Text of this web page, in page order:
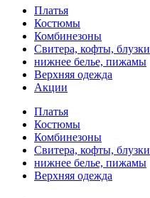
Платья
Костюмы
Комбинезоны
Свитера, кофты, блузки
нижнее белье, пижамы
Верхняя одежда
Акции
Платья
Костюмы
Комбинезоны
Свитера, кофты, блузки
нижнее белье, пижамы
Верхняя одежда